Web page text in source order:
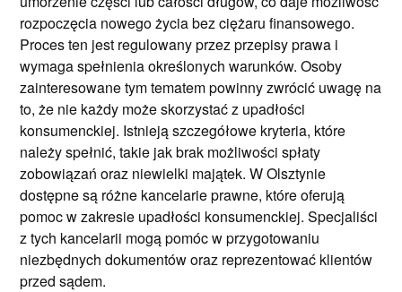
rozpoczęcia nowego życia bez ciężaru finansowego.
Proces ten jest regulowany przez przepisy prawa i
wymaga spełnienia określonych warunków. Osoby
zainteresowane tym tematem powinny zwrócić uwagę na
to, że nie każdy może skorzystać z upadłości
konsumenckiej. Istnieją szczegółowe kryteria, które
należy spełnić, takie jak brak możliwości spłaty
zobowiązań oraz niewielki majątek. W Olsztynie
dostępne są różne kancelarie prawne, które oferują
pomoc w zakresie upadłości konsumenckiej. Specjaliści
z tych kancelarii mogą pomóc w przygotowaniu
niezbędnych dokumentów oraz reprezentować klientów
przed sądem.